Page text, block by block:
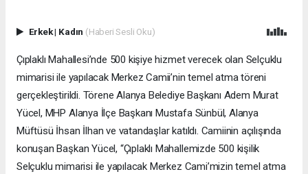
Erkek| Kadın (Haberi Sesli Oku)
Çıplaklı Mahallesi’nde 500 kişiye hizmet verecek olan Selçuklu
mimarisi ile yapılacak Merkez Camii’nin temel atma töreni
gerçekleştirildi. Törene Alanya Belediye Başkanı Adem Murat
Yücel, MHP Alanya İlçe Başkanı Mustafa Sünbül, Alanya
Müftüsü İhsan İlhan ve vatandaşlar katıldı. Camiinin açılışında
konuşan Başkan Yücel, “Çıplaklı Mahallemizde 500 kişilik
Selçuklu mimarisi ile yapılacak Merkez Cami’mizin temel atma